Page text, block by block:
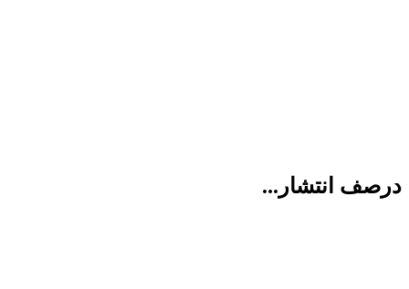
درصف انتشار...